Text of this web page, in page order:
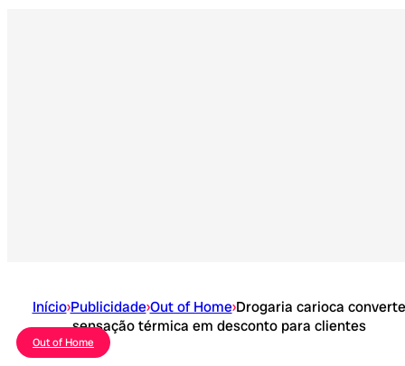
Início›Publicidade›Out of Home›Drogaria carioca converte
sensação térmica em desconto para clientes
Out of Home